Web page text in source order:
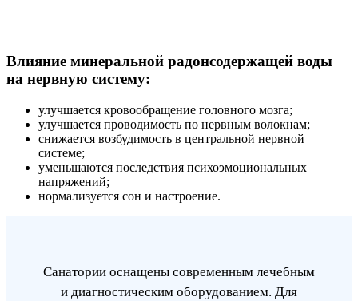
Влияние минеральной радонсодержащей воды
на нервную систему:
улучшается кровообращение головного мозга;
улучшается проводимость по нервным волокнам;
снижается возбудимость в центральной нервной
системе;
уменьшаются последствия психоэмоциональных
напряжений;
нормализуется сон и настроение.
Санатории оснащены современным лечебным
и диагностическим оборудованием. Для